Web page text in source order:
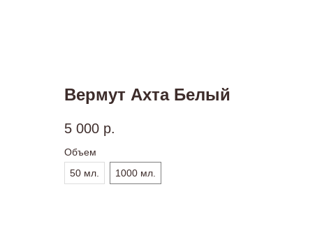
Вермут Ахта Белый
5 000 р.
Объем
50 мл.
1000 мл.